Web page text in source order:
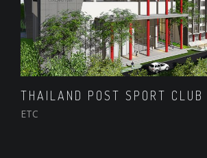
THAILAND POST SPORT CLUB
ETC